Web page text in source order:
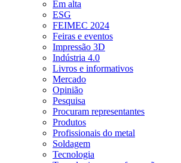
Em alta
ESG
FEIMEC 2024
Feiras e eventos
Impressão 3D
Indústria 4.0
Livros e informativos
Mercado
Opinião
Pesquisa
Procuram representantes
Produtos
Profissionais do metal
Soldagem
Tecnologia